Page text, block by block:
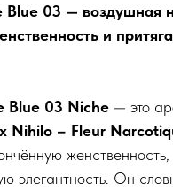
Blue 03 — воздушная
и
Blue 03 Niche — это
Nihilo – Fleur
женственность,
элегантность. Он